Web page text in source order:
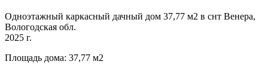
Одноэтажный каркасный дачный дом 37,77 м2 в снт Венера,
Вологодская обл.
2025 г.
Площадь дома: 37,77 м2